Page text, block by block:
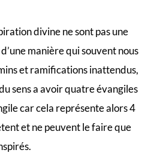
divine ne sont pas une
manière qui souvent nous
et ramifications inattendus,
sens a avoir quatre évangiles
car cela représente alors 4
et ne peuvent le faire que